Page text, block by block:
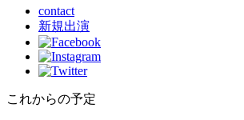
contact
新規出演
これからの予定